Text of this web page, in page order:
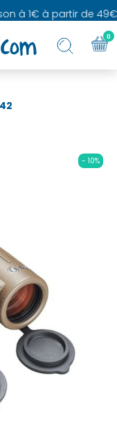
à 1€ à partir de 49€
- 10%
0